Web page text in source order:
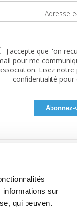
informations sur
qui peuvent
Adresse
J'accepte que l'on
pour me
Lisez notre
confidentialité pour